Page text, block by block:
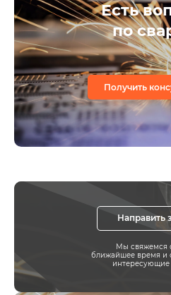
Есть
по
Получить
Направить
Мы свяжемся
ближайшее время и
интересующие